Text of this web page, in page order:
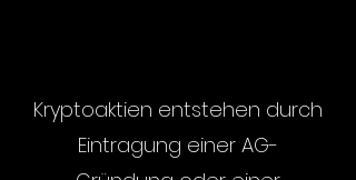
Kryptoaktien entstehen durch
Eintragung einer AG-